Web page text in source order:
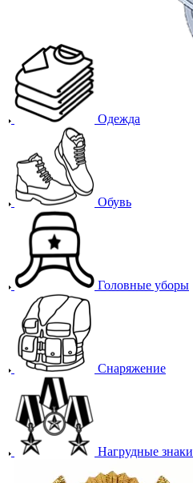
Одежда
Обувь
Головные уборы
Снаряжение
Нагрудные знаки